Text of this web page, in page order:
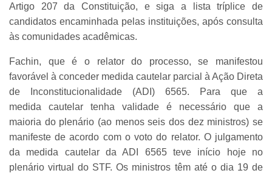
Artigo 207 da Constituição, e siga a lista tríplice de
candidatos encaminhada pelas instituições, após consulta
às comunidades acadêmicas.
Fachin, que é o relator do processo, se manifestou
favorável à conceder medida cautelar parcial à Ação Direta
de Inconstitucionalidade (ADI) 6565. Para que a
medida cautelar tenha validade é necessário que a
maioria do plenário (ao menos seis dos dez ministros) se
manifeste de acordo com o voto do relator. O julgamento
da medida cautelar da ADI 6565 teve início hoje no
plenário virtual do STF. Os ministros têm até o dia 19 de